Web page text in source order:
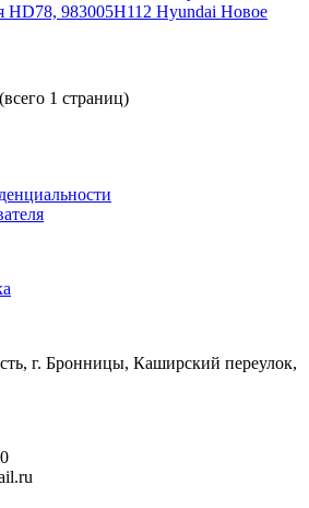
HD78, 983005H112 Hyundai Новое
1 страниц)
г. Бронницы, Каширский переулок,